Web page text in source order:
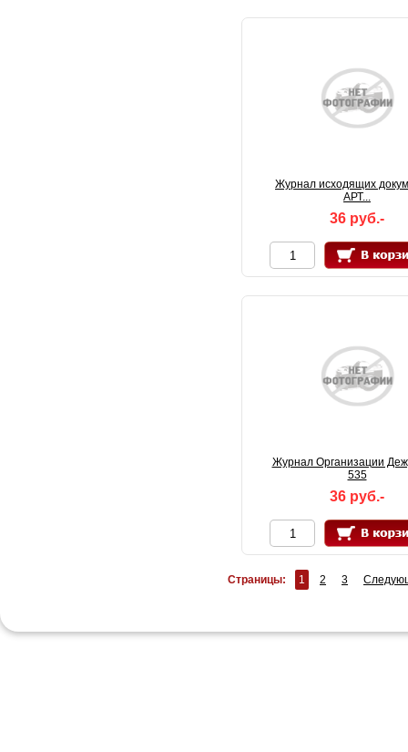
Журнал исходящих
АРТ...
36 руб.-
Журнал Организации
535
36 руб.-
Страницы: 1 2 3